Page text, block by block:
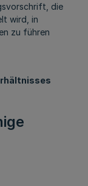
die
wird, in
zu führen